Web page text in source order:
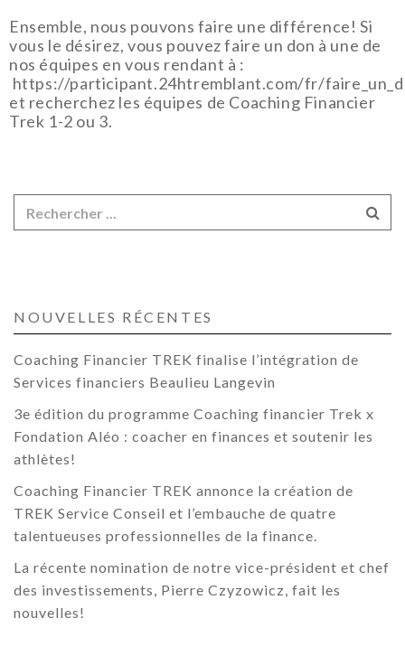
Ensemble, nous pouvons faire une différence! Si
vous le désirez, vous pouvez faire un don à une de
nos équipes en vous rendant à :
https://participant.24htremblant.com/fr/
et recherchez les équipes de Coaching Financier
Trek 1-2 ou 3.
NOUVELLES RÉCENTES
Coaching Financier TREK finalise l’intégration de
Services financiers Beaulieu Langevin
3e édition du programme Coaching financier Trek x
Fondation Aléo : coacher en finances et soutenir les
athlètes!
Coaching Financier TREK annonce la création de
TREK Service Conseil et l’embauche de quatre
talentueuses professionnelles de la finance.
La récente nomination de notre vice-président et chef
des investissements, Pierre Czyzowicz, fait les
nouvelles!